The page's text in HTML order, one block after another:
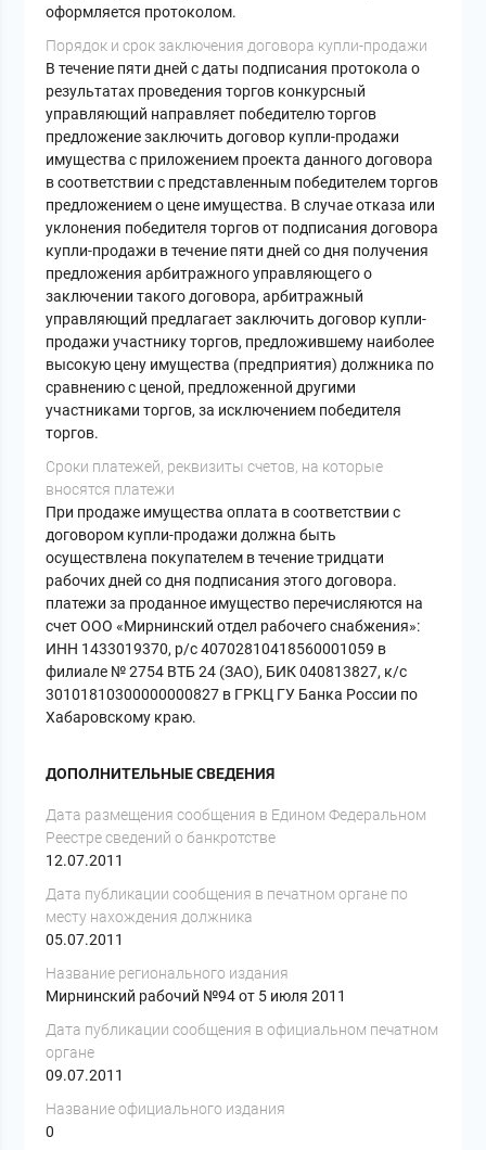
оформляется протоколом.
Порядок и срок заключения договора купли-продажи
В течение пяти дней с даты подписания протокола о
результатах проведения торгов конкурсный
управляющий направляет победителю торгов
предложение заключить договор купли-продажи
имущества с приложением проекта данного договора
в соответствии с представленным победителем торгов
предложением о цене имущества. В случае отказа или
уклонения победителя торгов от подписания договора
купли-продажи в течение пяти дней со дня получения
предложения арбитражного управляющего о
заключении такого договора, арбитражный
управляющий предлагает заключить договор купли-
продажи участнику торгов, предложившему наиболее
высокую цену имущества (предприятия) должника по
сравнению с ценой, предложенной другими
участниками торгов, за исключением победителя
торгов.
Сроки платежей, реквизиты счетов, на которые
вносятся платежи
При продаже имущества оплата в соответствии с
договором купли-продажи должна быть
осуществлена покупателем в течение тридцати
рабочих дней со дня подписания этого договора.
платежи за проданное имущество перечисляются на
счет ООО «Мирнинский отдел рабочего снабжения»:
ИНН 1433019370, р/с 40702810418560001059 в
филиале № 2754 ВТБ 24 (ЗАО), БИК 040813827, к/с
30101810300000000827 в ГРКЦ ГУ Банка России по
Хабаровскому краю.
ДОПОЛНИТЕЛЬНЫЕ СВЕДЕНИЯ
Дата размещения сообщения в Едином Федеральном
Реестре сведений о банкротстве
12.07.2011
Дата публикации сообщения в печатном органе по
месту нахождения должника
05.07.2011
Название регионального издания
Мирнинский рабочий №94 от 5 июля 2011
Дата публикации сообщения в официальном печатном
органе
09.07.2011
Название официального издания
0